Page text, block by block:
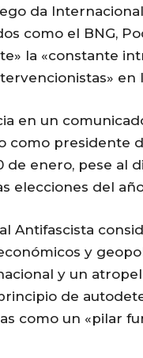
da
como el BNG,
la «constante
en
en un
como presidente
de enero, pese
elecciones del
Antifascista
y
y un
de
como un «pilar